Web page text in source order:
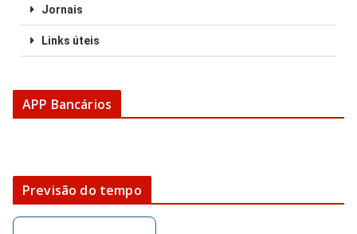
Jornais
Links úteis
APP Bancários
Previsão do tempo